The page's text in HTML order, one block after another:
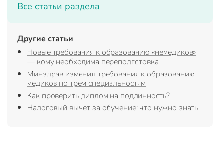
Все статьи раздела
Другие статьи
Новые требования к образованию «немедиков»
— кому необходима переподготовка
Минздрав изменил требования к образованию
медиков по трем специальностям
Как проверить диплом на подлинность?
Налоговый вычет за обучение: что нужно знать